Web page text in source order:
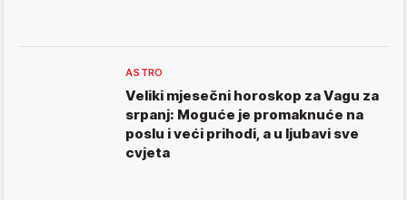
ASTRO
Veliki mjesečni horoskop za Vagu za
srpanj: Moguće je promaknuće na
poslu i veći prihodi, a u ljubavi sve
cvjeta